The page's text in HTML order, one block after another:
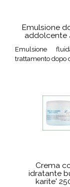
Emulsione
addolcente
Emulsione
trattamento dopo
Crema
idratante
karite'